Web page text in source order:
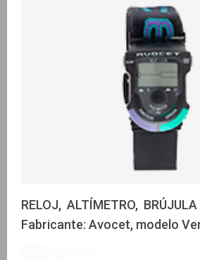
RELOJ, ALTÍMETRO,
Fabricante: Avocet, modelo